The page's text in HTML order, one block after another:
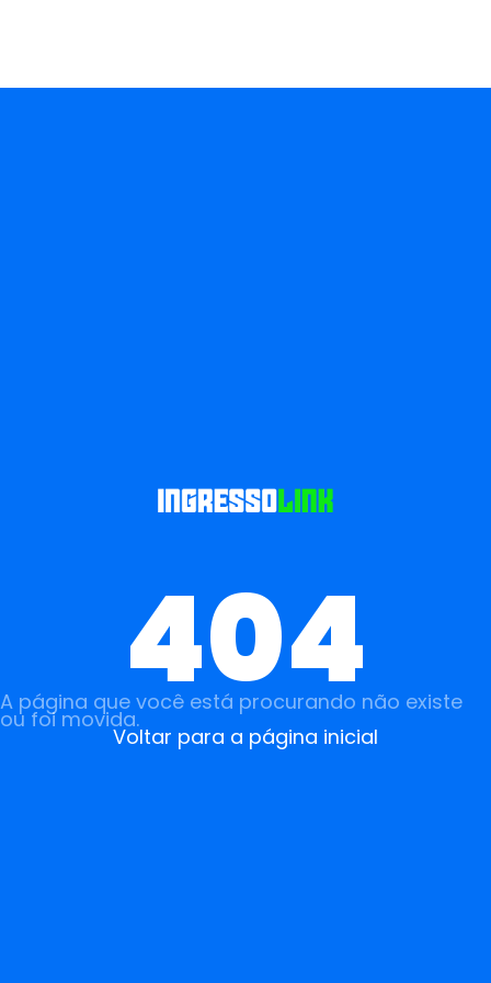
404
A página que você está procurando não existe
ou foi movida.
Voltar para a página inicial